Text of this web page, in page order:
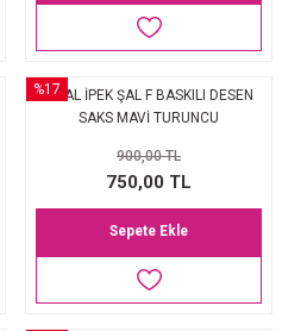
%17VUAL İPEK ŞAL F BASKILI DESEN
SAKS MAVİ TURUNCU
900,00 TL
750,00 TL
Sepete Ekle